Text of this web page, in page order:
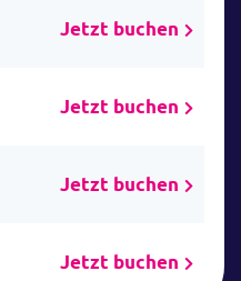
Jetzt buchen
Jetzt buchen
Jetzt buchen
Jetzt buchen